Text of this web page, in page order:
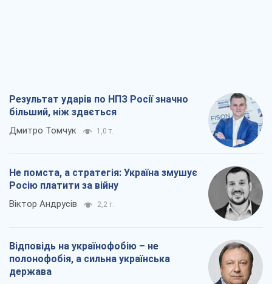
Результат ударів по НПЗ Росії значно
більший, ніж здається
Дмитро Томчук 1,0 т.
Не помста, а стратегія: Україна змушує
Росію платити за війну
Віктор Андрусів 2,2 т.
Відповідь на українофобію – не
полонофобія, а сильна українська
держава